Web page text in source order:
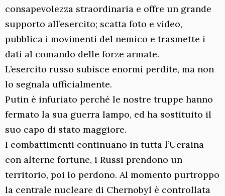
consapevolezza straordinaria e offre un grande
supporto all’esercito; scatta foto e video,
pubblica i movimenti del nemico e trasmette i
dati al comando delle forze armate.
L’esercito russo subisce enormi perdite, ma non
lo segnala ufficialmente.
Putin è infuriato perché le nostre truppe hanno
fermato la sua guerra lampo, ed ha sostituito il
suo capo di stato maggiore.
I combattimenti continuano in tutta l’Ucraina
con alterne fortune, i Russi prendono un
territorio, poi lo perdono. Al momento purtroppo
la centrale nucleare di Chernobyl è controllata